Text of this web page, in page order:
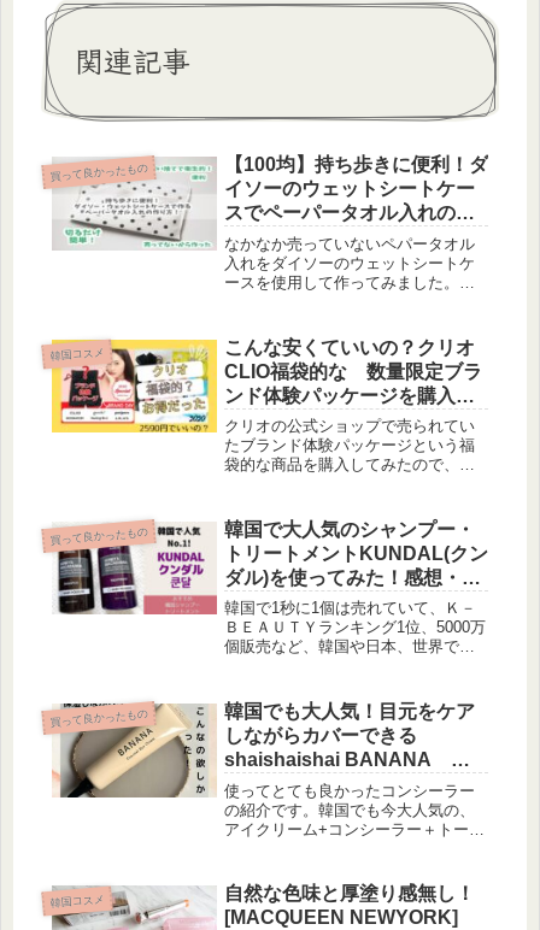
関連記事
買って良かったもの
【100均】持ち歩きに便利！ダ
イソーのウェットシートケー
スでペーパータオル入れの作
り方！【収納・アイデア・リ
メイク】
なかなか売っていないペパータオル
入れをダイソーのウェットシートケ
ースを使用して作ってみました。と
韓国コスメ
こんな安くていいの？クリオ
CLIO福袋的な 数量限定ブラ
ンド体験パッケージを購入し
てみた♪【2020年10月 ネタ
バレ中身】2021年情報も♪
クリオの公式ショップで売られてい
たブランド体験パッケージという福
袋的な商品を購入してみたので、ネ
に。
買って良かったもの
韓国で大人気のシャンプー・
トリートメントKUNDAL(クン
ダル)を使ってみた！感想・レ
ビュー ～頭皮の加齢臭に悩
んだ末に気に入った！
韓国で1秒に1個は売れていて、Ｋ－
ＢＥＡＵＴＹランキング1位、5000万
個販売など、韓国や日本、世界でバ
た感想、レビューです。
買って良かったもの
韓国でも大人気！目元をケア
しながらカバーできる
shaishaishai BANANA コ
ンシールアイクリームが良か
った！
使ってとても良かったコンシーラー
の紹介です。韓国でも今大人気の、
アイクリーム+コンシーラー＋トーン
です。ちりめん皴や目の下の乾燥に
悩んでいる人にオススメです。
韓国コスメ
自然な色味と厚塗り感無し！
[MACQUEEN NEWYORK]